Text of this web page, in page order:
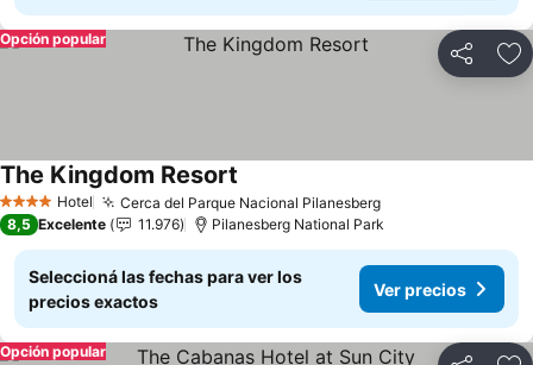
Compartir
Opción popular
4 EstrellasHotel Cerca del Parque Nacional PilanesbergVer precios
The Kingdom Resort
8,5 Excelente 11.976 Pilanesberg National Park
Seleccioná las fechas para ver los
precios exactos
Ver precios
Opción popular